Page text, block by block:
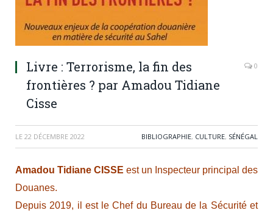
Livre : Terrorisme, la fin des
frontières ? par Amadou Tidiane
Cisse
0
LE 22 DÉCEMBRE 2022 BIBLIOGRAPHIE, CULTURE, SÉNÉGAL
Amadou Tidiane CISSE est un Inspecteur principal des
Douanes.
Depuis 2019, il est le Chef du Bureau de la Sécurité et